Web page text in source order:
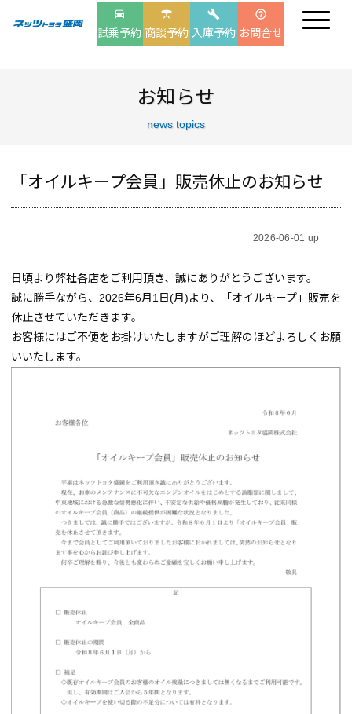
drive_eta
試乗予約
table_bar
商談予約
build
入庫予約
help_outline
お問合せ
お知らせ
news topics
「オイルキープ会員」販売休止のお知らせ
2026-06-01 up
日頃より弊社各店をご利用頂き、誠にありがとうございます。
誠に勝手ながら、2026年6月1日(月)より、「オイルキープ」販売を
休止させていただきます。
お客様にはご不便をお掛けいたしますがご理解のほどよろしくお願
いいたします。